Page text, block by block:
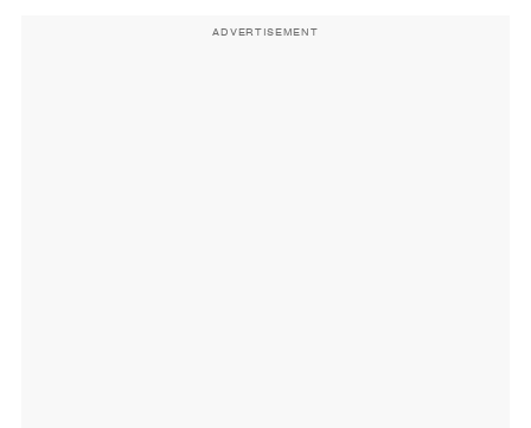
ADVERTISEMENT